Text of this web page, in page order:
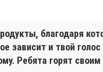
благодаря
зависит и твой
Ребята горят